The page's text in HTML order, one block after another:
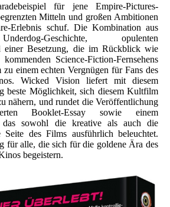
für jene Empire-Pictures-
Mitteln und großen Ambitionen
Erlebnis schuf. Die Kombination aus
Geschichte, opulenten
einer Besetzung, die im Rückblick wie
Science-Fiction-Fernsehens
einem echten Vergnügen für Fans des
Wicked Vision liefert mit diesem
beste Möglichkeit, sich diesem Kultfilm
nähern, und rundet die Veröffentlichung
Booklet-Essay sowie einem
das sowohl die kreative als auch die
Seite des Films ausführlich beleuchtet.
für alle, die sich für die goldene Ära des
begeistern.